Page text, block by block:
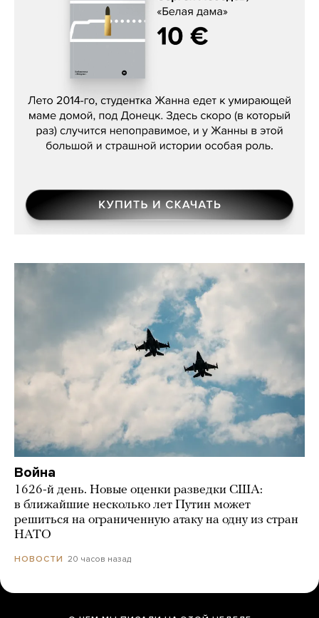
Сергей Лебедев, «Белая дама»
Война
1626-й день. Новые оценки разведки США:
в ближайшие несколько лет Путин может
решиться на ограниченную атаку на одну из стран
НАТО
НОВОСТИ 20 часов назад